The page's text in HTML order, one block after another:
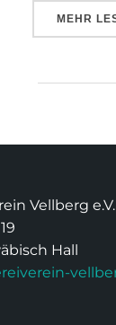
MEHR
Vellberg e.V.
Hall